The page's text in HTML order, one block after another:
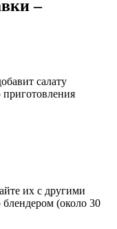
–
салату
приготовления
их с другими
(около 30